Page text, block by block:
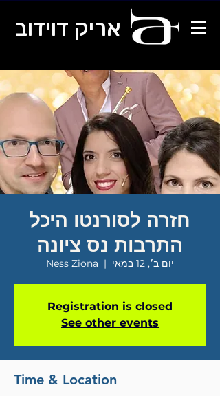
אריק דוידוב
חזרה לסורנטו היכל
התרבות נס ציונה
יום ב׳, 12 במאי
  |
Ness Ziona
Registration is closed
See other events
Time & Location